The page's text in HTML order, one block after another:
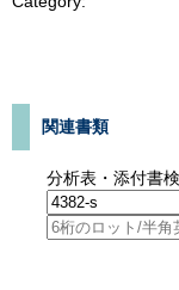
関連書類
分析表・添付書